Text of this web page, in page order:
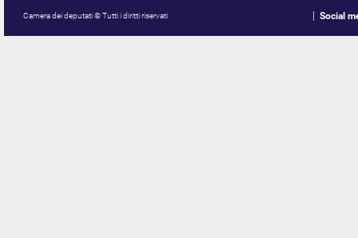
Camera dei deputati © Tutti i diritti riservati Social